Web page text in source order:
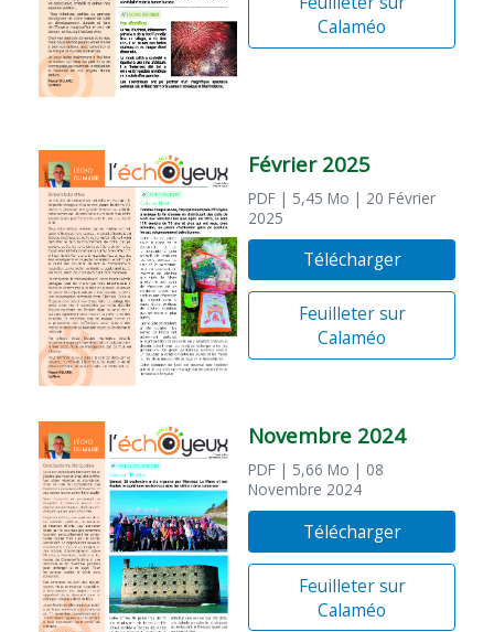
Calaméo
Février 2025
PDF | 5,45 Mo | 20 Février
2025
Télécharger
Feuilleter sur
Calaméo
Novembre 2024
PDF | 5,66 Mo | 08
Novembre 2024
Télécharger
Feuilleter sur
Calaméo